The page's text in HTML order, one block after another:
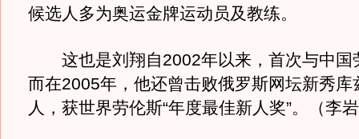
候选人多为奥运金牌运动员及教练。
这也是刘翔自2002年以来，首次与中国
而在2005年，他还曾击败俄罗斯网坛新秀库
人，获世界劳伦斯“年度最佳新人奖”。（李